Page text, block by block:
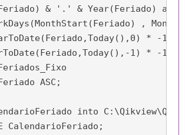
& '.' & Year(Feriado) as
,
* -1 as
1) * -1 as
ASC;
into
CalendarioFeriado;